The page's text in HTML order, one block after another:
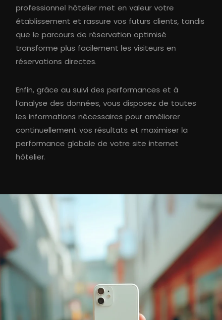
professionnel hôtelier met en valeur votre
établissement et rassure vos futurs clients, tandis
que le parcours de réservation optimisé
transforme plus facilement les visiteurs en
réservations directes.
Enfin, grâce au suivi des performances et à
l’analyse des données, vous disposez de toutes
les informations nécessaires pour améliorer
continuellement vos résultats et maximiser la
performance globale de votre site internet
hôtelier.